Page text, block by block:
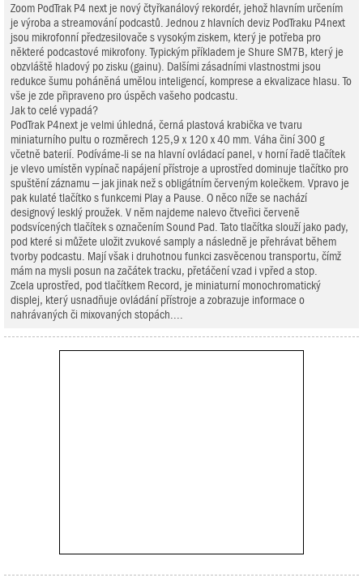
Zoom PodTrak P4 next je nový čtyřkanálový rekordér, jehož hlavním určením
je výroba a streamování podcastů. Jednou z hlavních deviz PodTraku P4next
jsou mikrofonní předzesilovače s vysokým ziskem, který je potřeba pro
některé podcastové mikrofony. Typickým příkladem je Shure SM7B, který je
obzvláště hladový po zisku (gainu). Dalšími zásadními vlastnostmi jsou
redukce šumu poháněná umělou inteligencí, komprese a ekvalizace hlasu. To
vše je zde připraveno pro úspěch vašeho podcastu.
Jak to celé vypadá?
PodTrak P4next je velmi úhledná, černá plastová krabička ve tvaru
miniaturního pultu o rozměrech 125,9 x 120 x 40 mm. Váha činí 300 g
včetně baterií. Podíváme-li se na hlavní ovládací panel, v horní řadě tlačítek
je vlevo umístěn vypínač napájení přístroje a uprostřed dominuje tlačítko pro
spuštění záznamu – jak jinak než s obligátním červeným kolečkem. Vpravo je
pak kulaté tlačítko s funkcemi Play a Pause. O něco níže se nachází
designový lesklý proužek. V něm najdeme nalevo čtveřici červeně
podsvícených tlačítek s označením Sound Pad. Tato tlačítka slouží jako pady,
pod které si můžete uložit zvukové samply a následně je přehrávat během
tvorby podcastu. Mají však i druhotnou funkci zasvěcenou transportu, čímž
mám na mysli posun na začátek tracku, přetáčení vzad i vpřed a stop.
Zcela uprostřed, pod tlačítkem Record, je miniaturní monochromatický
displej, který usnadňuje ovládání přístroje a zobrazuje informace o
nahrávaných či mixovaných stopách....